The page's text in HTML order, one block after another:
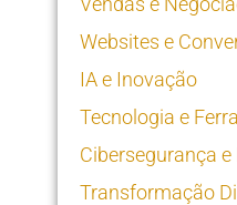
Websites e
IA e Inovação
Tecnologia e
Cibersegurança e
Transformação